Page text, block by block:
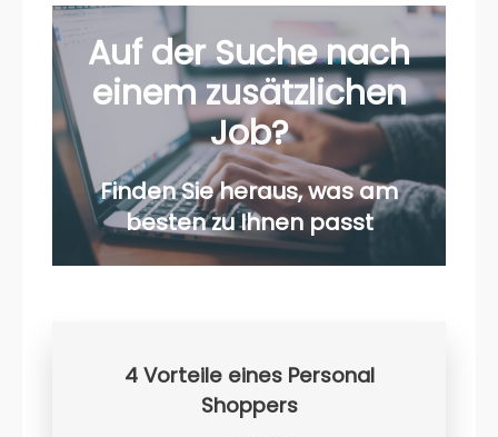
Auf der Suche nach
einemzusätzlichen
Job?
Finden Sie heraus, was am
besten zu Ihnen passt
4 Vorteile eines Personal
Shoppers